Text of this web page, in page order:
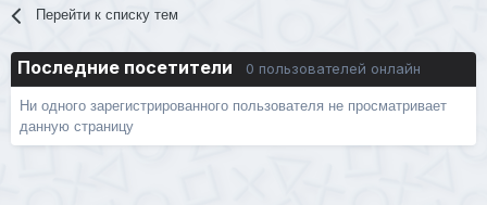
Перейти к списку тем
Последние посетители 0 пользователей онлайн
Ни одного зарегистрированного пользователя не просматривает
данную страницу